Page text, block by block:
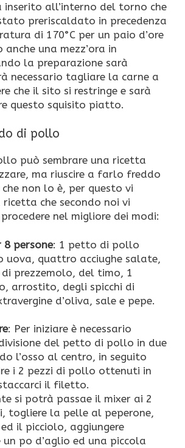
inserito all’interno del torno che
preriscaldato in precedenza
di 170°C per un paio d’ore
anche una mezz’ora in
la preparazione sarà
necessario tagliare la carne a
che il sito si restringe e sarà
questo squisito piatto.
di pollo
può sembrare una ricetta
ma riuscire a farlo freddo
non lo è, per questo vi
che secondo noi vi
nel migliore dei modi:
8 persone: 1 petto di pollo
uova, quattro acciughe salate,
prezzemolo, del timo, 1
arrostito, degli spicchi di
d’oliva, sale e pepe.
: Per iniziare è necessario
del petto di pollo in due
l’osso al centro, in seguito
i 2 pezzi di pollo ottenuti in
il filetto.
si potrà passae il mixer ai 2
la pelle al peperone,
il picciolo, aggiungere
un po d’aglio ed una piccola